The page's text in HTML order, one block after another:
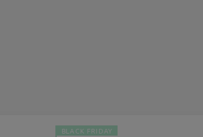
BLACK FRIDAY